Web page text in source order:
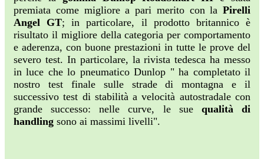
premiata come migliore a pari merito con la Pirelli
Angel GT; in particolare, il prodotto britannico è
risultato il migliore della categoria per comportamento
e aderenza, con buone prestazioni in tutte le prove del
severo test. In particolare, la rivista tedesca ha messo
in luce che lo pneumatico Dunlop " ha completato il
nostro test finale sulle strade di montagna e il
successivo test di stabilità a velocità autostradale con
grande successo: nelle curve, le sue qualità di
handling sono ai massimi livelli".